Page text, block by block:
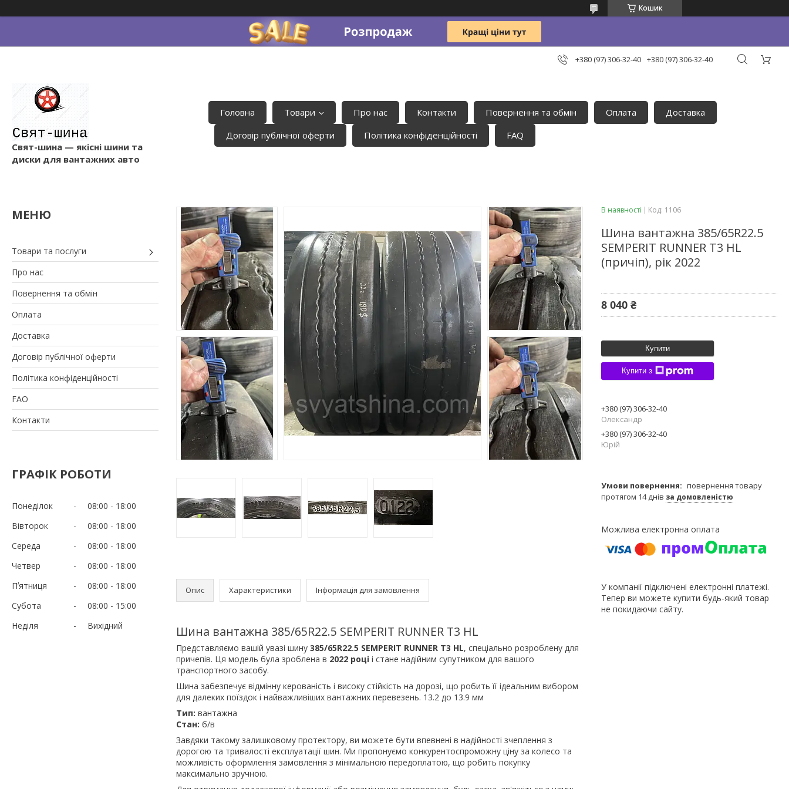
Кошик
+380 (97) 306-32-40 +380 (97) 306-32-40
Свят-шина — якісні шини та
диски для вантажних авто
Головна Товари Про нас Контакти Повернення та обмін Оплата
Доставка
Договір публічної оферти
Політика конфіденційності FAQ
Товари та послуги
Про нас
Повернення та обмін
Оплата
Доставка
Договір публічної оферти
Політика конфіденційності
FAO
Контакти
ГРАФІК РОБОТИ
Понеділок 08:00
18:00
Вівторок
08:00
18:00
Середа
08:00
18:00
Четвер
08:00
18:00
Пʼятниця
08:00
18:00
Субота
08:00
15:00
Неділя
Вихідний
Опис Характеристики Інформація для замовлення
Шина вантажна 385/65R22.5 SEMPERIT RUNNER T3 HL
Представляємо вашій увазі шину 385/65R22.5 SEMPERIT RUNNER T3 HL, спеціально розроблену для
причепів. Ця модель була зроблена в 2022 році і стане надійним супутником для вашого
транспортного засобу.
Шина забезпечує відмінну керованість і високу стійкість на дорозі, що робить її ідеальним вибором
для далеких поїздок і найважливіших вантажних перевезень. 13.2 до 13.9 мм
Тип: вантажна
Стан: б/в
Завдяки такому залишковому протектору, ви можете бути впевнені в надійності зчеплення з
дорогою та тривалості експлуатації шин. Ми пропонуємо конкурентоспроможну ціну за колесо та
можливість оформлення замовлення з мінімальною передоплатою, що робить покупку
максимально зручною.
В наявності Код: 1106
Шина вантажна 385/65R22.5
SEMPERIT RUNNER T3 HL
(причіп), рік 2022
8 040 ₴
Купити
Купити з
+380 (97) 306-32-40
Олександр
+380 (97) 306-32-40
Юрій
повернення товару
протягом 14 днів за домовленістю
У компанії підключені електронні платежі.
Тепер ви можете купити будь-який товар
не покидаючи сайту.